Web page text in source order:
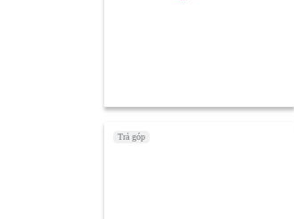
Trả góp